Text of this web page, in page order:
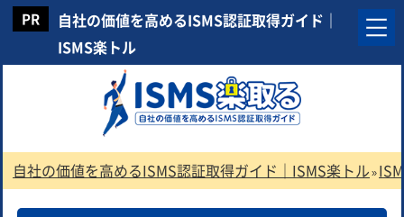
自社の価値を高めるISMS認証取得ガイド｜
ISMS楽トル
自社の価値を高めるISMS認証取得ガイド｜ISMS楽トル»